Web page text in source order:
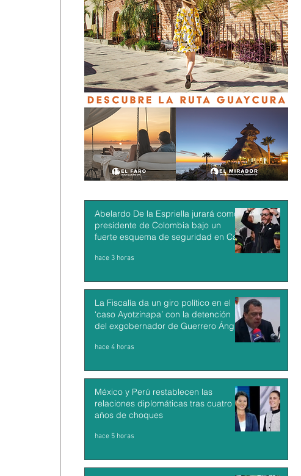
Abelardo De la Espriella jurará como
presidente de Colombia bajo un
fuerte esquema de seguridad en Cali
hace 3 horas
La Fiscalía da un giro político en el
‘caso Ayotzinapa’ con la detención
del exgobernador de Guerrero Ángel
hace 4 horas
México y Perú restablecen las
relaciones diplomáticas tras cuatro
años de choques
hace 5 horas